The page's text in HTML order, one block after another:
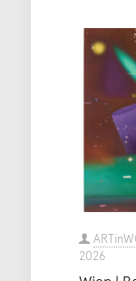
2026